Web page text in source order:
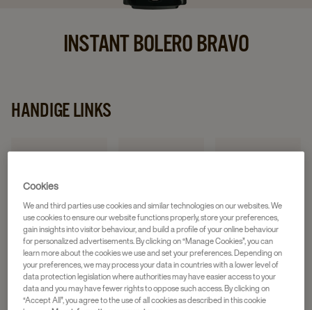
INSTANT BOLERO BRAVO
HANDIGE LINKS
Neem contact op
Gebruikershandleiding Installatiefiche FAQ
Cookies
We and third parties use cookies and similar technologies on our websites. We
use cookies to ensure our website functions properly, store your preferences,
gain insights into visitor behaviour, and build a profile of your online behaviour
for personalized advertisements. By clicking on “Manage Cookies”, you can
learn more about the cookies we use and set your preferences. Depending on
your preferences, we may process your data in countries with a lower level of
data protection legislation where authorities may have easier access to your
data and you may have fewer rights to oppose such access. By clicking on
“Accept All”, you agree to the use of all cookies as described in this cookie